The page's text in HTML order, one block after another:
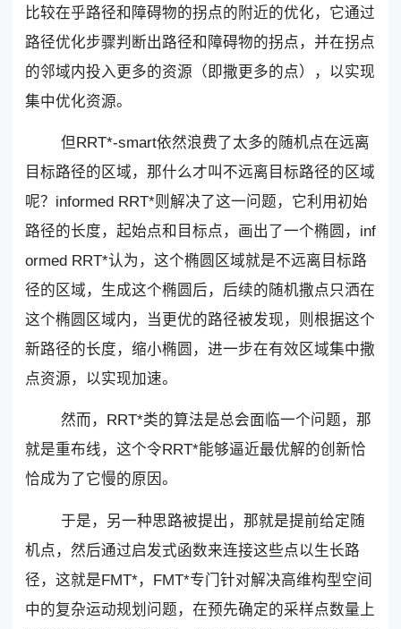
比较在乎路径和障碍物的拐点的附近的优化，它通过
路径优化步骤判断出路径和障碍物的拐点，并在拐点
的邻域内投入更多的资源（即撒更多的点），以实现
集中优化资源。
但RRT*-smart依然浪费了太多的随机点在远离
目标路径的区域，那什么才叫不远离目标路径的区域
呢？informed RRT*则解决了这一问题，它利用初始
路径的长度，起始点和目标点，画出了一个椭圆，inf
ormed RRT*认为，这个椭圆区域就是不远离目标路
径的区域，生成这个椭圆后，后续的随机撒点只洒在
这个椭圆区域内，当更优的路径被发现，则根据这个
新路径的长度，缩小椭圆，进一步在有效区域集中撒
点资源，以实现加速。
然而，RRT*类的算法是总会面临一个问题，那
就是重布线，这个令RRT*能够逼近最优解的创新恰
恰成为了它慢的原因。
于是，另一种思路被提出，那就是提前给定随
机点，然后通过启发式函数来连接这些点以生长路
径，这就是FMT*，FMT*专门针对解决高维构型空间
中的复杂运动规划问题，在预先确定的采样点数量上